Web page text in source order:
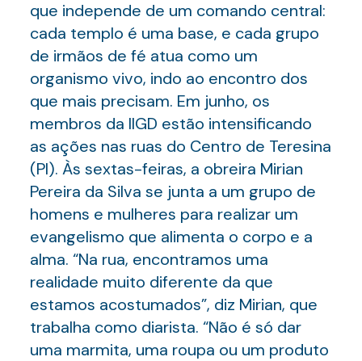
que independe de um comando central:
cada templo é uma base, e cada grupo
de irmãos de fé atua como um
organismo vivo, indo ao encontro dos
que mais precisam. Em junho, os
membros da IIGD estão intensificando
as ações nas ruas do Centro de Teresina
(PI). Às sextas-feiras, a obreira Mirian
Pereira da Silva se junta a um grupo de
homens e mulheres para realizar um
evangelismo que alimenta o corpo e a
alma. “Na rua, encontramos uma
realidade muito diferente da que
estamos acostumados”, diz Mirian, que
trabalha como diarista. “Não é só dar
uma marmita, uma roupa ou um produto